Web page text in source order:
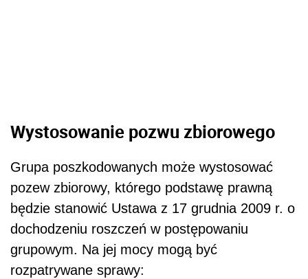
Wystosowanie pozwu zbiorowego
Grupa poszkodowanych może wystosować
pozew zbiorowy, którego podstawę prawną
będzie stanowić Ustawa z 17 grudnia 2009 r. o
dochodzeniu roszczeń w postępowaniu
grupowym. Na jej mocy mogą być
rozpatrywane sprawy: